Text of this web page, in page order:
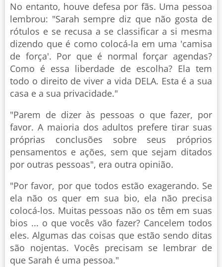
No entanto, houve defesa por fãs. Uma pessoa
lembrou: "Sarah sempre diz que não gosta de
rótulos e se recusa a se classificar a si mesma
dizendo que é como colocá-la em uma 'camisa
de força'. Por que é normal forçar agendas?
Como é essa liberdade de escolha? Ela tem
todo o direito de viver a vida DELA. Esta é a sua
casa e a sua privacidade."
"Parem de dizer às pessoas o que fazer, por
favor. A maioria dos adultos prefere tirar suas
próprias conclusões sobre seus próprios
pensamentos e ações, sem que sejam ditados
por outras pessoas", era outra opinião.
"Por favor, por que todos estão exagerando. Se
ela não os quer em sua bio, ela não precisa
colocá-los. Muitas pessoas não os têm em suas
bios ... o que vocês vão fazer? Cancelem todos
eles. Algumas das coisas que estão sendo ditas
são nojentas. Vocês precisam se lembrar de
que Sarah é uma pessoa."